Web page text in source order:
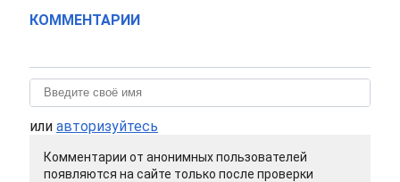
КОММЕНТАРИИ
или авторизуйтесь
Комментарии от анонимных пользователей
появляются на сайте только после проверки